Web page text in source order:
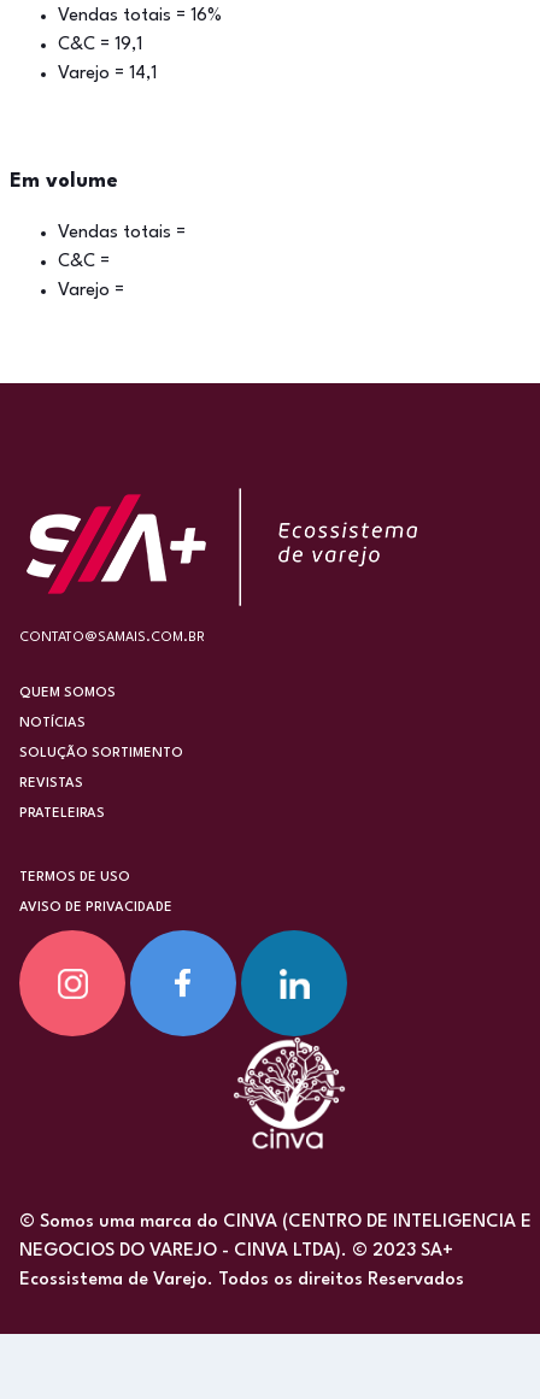
Vendas totais = 16%
C&C = 19,1
Varejo = 14,1
Em volume
Vendas totais =
C&C =
Varejo =
CONTATO@SAMAIS.COM.BR
QUEM SOMOS
NOTÍCIAS
SOLUÇÃO SORTIMENTO
REVISTAS
PRATELEIRAS
TERMOS DE USO
AVISO DE PRIVACIDADE
© Somos uma marca do CINVA (CENTRO DE INTELIGENCIA E
NEGOCIOS DO VAREJO - CINVA LTDA). © 2023 SA+
Ecossistema de Varejo. Todos os direitos Reservados